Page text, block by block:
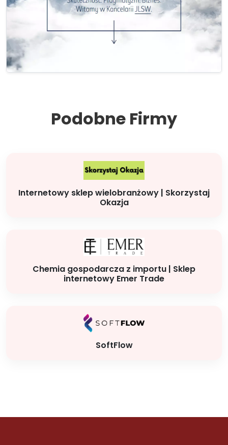
Podobne Firmy
Internetowy sklep wielobranżowy | Skorzystaj
Okazja
Chemia gospodarcza z importu | Sklep
internetowy Emer Trade
SoftFlow